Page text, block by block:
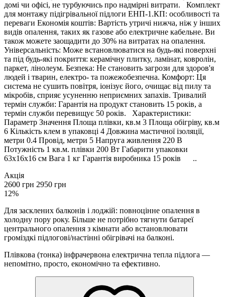
домі чи офісі, не турбуючись про надмірні витрати. Комплект
для монтажу підігрівальної підлоги ЕНП-1.КП: особливості та
переваги Економія коштів: Вартість утричі нижча, ніж у інших
видів опалення, таких як газове або електричне кабельне. Ви
також можете заощадити до 30% на витратах на опалення.
Універсальність: Може встановлюватися на будь-які поверхні
та під будь-які покриття: керамічну плитку, ламінат, ковролін,
паркет, лінолеум. Безпека: Не становить загрози для здоров'я
людей і тварин, електро- та пожежобезпечна. Комфорт: Ця
система не сушить повітря, іонізує його, очищає від пилу та
мікробів, сприяє усуненню неприємних запахів. Тривалий
термін служби: Гарантія на продукт становить 15 років, а
термін служби перевищує 50 років. Характеристики:
Параметр Значення Площа плівки, кв.м 3 Площа обігріву, кв.м
6 Кількість клем в упаковці 4 Довжина мастичної ізоляції,
метри 0.4 Провід, метри 5 Напруга живлення 220 В
Потужність 1 кв.м. плівки 200 Вт Габарити упаковки
63х16х16 см Вага 1 кг Гарантія виробника 15 років ..
Акція
2600 грн 2950 грн
12%
Для засклених балконів і лоджій: повноцінне опалення в
холодну пору року. Більше не потрібно тягнути батареї
центрального опалення з кімнати або встановлювати
громіздкі підлогові/настінні обігрівачі на балконі.
Плівкова (тонка) інфрачервона електрична тепла підлога —
непомітно, просто, економічно та ефективно.